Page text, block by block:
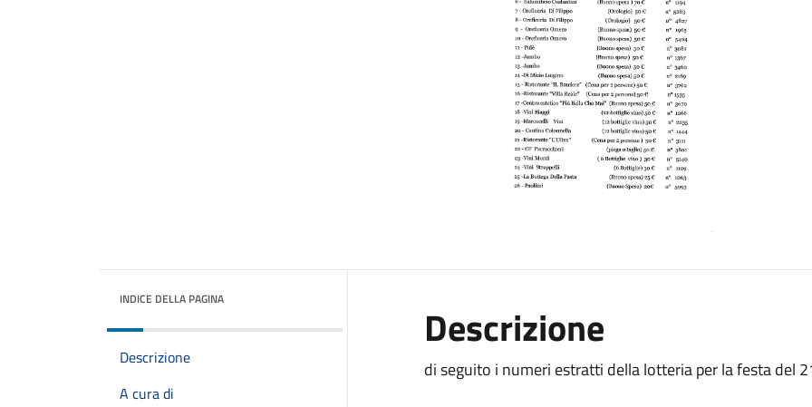
INDICE DELLA PAGINA
Descrizione
A cura di
Descrizione
di seguito i numeri estratti della lotteria per la festa del